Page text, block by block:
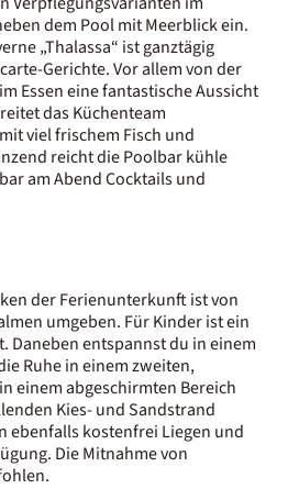
dem Pool mit Meerblick ein.
„Thalassa“ ist ganztägig
Gerichte. Vor allem von der
Essen eine fantastische Aussicht
das Küchenteam
viel frischem Fisch und
reicht die Poolbar kühle
am Abend Cocktails und
der Ferienunterkunft ist von
umgeben. Für Kinder ist ein
Daneben entspannst du in einem
Ruhe in einem zweiten,
einem abgeschirmten Bereich
Kies- und Sandstrand
ebenfalls kostenfrei Liegen und
Die Mitnahme von